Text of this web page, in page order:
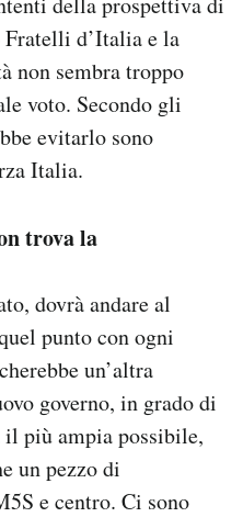
d’Italia e la
non sembra troppo
voto. Secondo gli
evitarlo sono
Italia.
trova la
dovrà andare al
punto con ogni
un’altra
governo, in grado di
il più ampia possibile,
un pezzo di
e centro. Ci sono